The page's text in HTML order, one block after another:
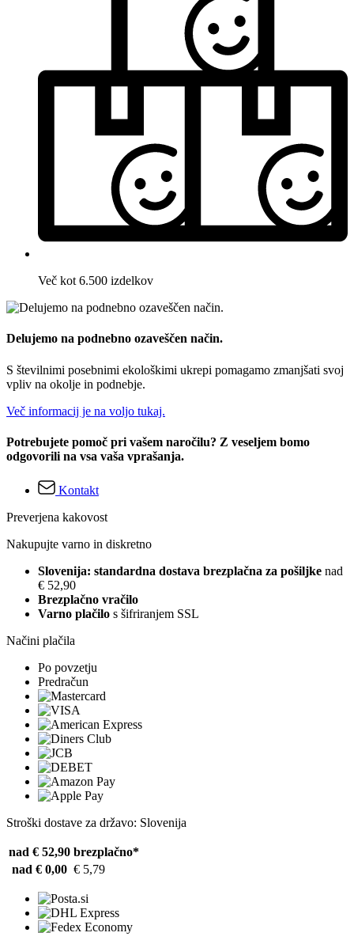
Več kot 6.500 izdelkov
Delujemo na podnebno ozaveščen način.
S številnimi posebnimi ekološkimi ukrepi pomagamo zmanjšati svoj
vpliv na okolje in podnebje.
Več informacij je na voljo tukaj.
Potrebujete pomoč pri vašem naročilu? Z veseljem bomo
odgovorili na vsa vaša vprašanja.
Kontakt
Preverjena kakovost
Nakupujte varno in diskretno
Slovenija: standardna dostava brezplačna za pošiljke nad
€ 52,90
Brezplačno vračilo
Varno plačilo s šifriranjem SSL
Načini plačila
Po povzetju
Predračun
Stroški dostave za državo: Slovenija
nad € 52,90 brezplačno*
nad € 0,00 € 5,79